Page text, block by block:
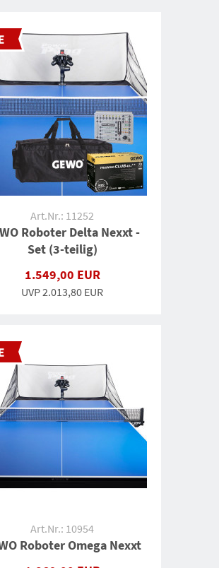
Art.Nr.: 11252
Roboter Delta Nexxt -
Set (3-teilig)
1.549,00 EUR
UVP 2.013,80 EUR
Art.Nr.: 10954
Roboter Omega Nexxt